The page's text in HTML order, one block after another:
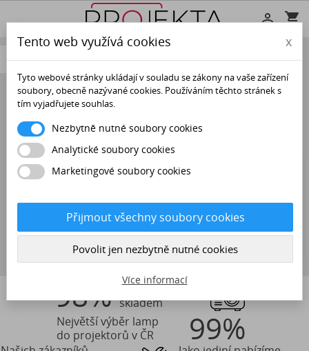
shopping_cart


NABÍDKA
PT-DW5000UL (SINGLE LAMP)
Omlouváme se za nepříjemnosti.
Najděte znovu to, co hledáte

98% Sortimentu
skladem
Největší výběr lamp
do projektorů v ČR
99%
Tento web využívá cookies x
Tyto webové stránky ukládají v souladu se zákony na vaše zařízení
soubory, obecně nazývané cookies. Používáním těchto stránek s
tím vyjadřujete souhlas.
Nezbytně nutné soubory cookies
Analytické soubory cookies
Marketingové soubory cookies
Přijmout všechny soubory cookies
Povolit jen nezbytně nutné cookies
Více informací